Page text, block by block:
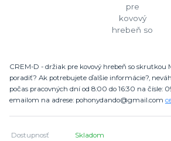
CREM-D - držiak pre kovový hrebeň so skrutkou
poradiť? Ak potrebujete ďalšie informácie?,
počas pracovných dní od 8:00 do 16:30 na čísle:
emailom na adrese: pohonydando@gmail.com
Dostupnosť Skladom